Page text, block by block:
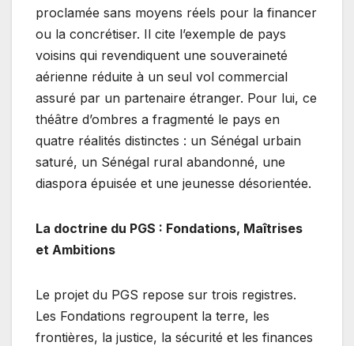
proclamée sans moyens réels pour la financer
ou la concrétiser. Il cite l’exemple de pays
voisins qui revendiquent une souveraineté
aérienne réduite à un seul vol commercial
assuré par un partenaire étranger. Pour lui, ce
théâtre d’ombres a fragmenté le pays en
quatre réalités distinctes : un Sénégal urbain
saturé, un Sénégal rural abandonné, une
diaspora épuisée et une jeunesse désorientée.
La doctrine du PGS : Fondations, Maîtrises
et Ambitions
Le projet du PGS repose sur trois registres.
Les Fondations regroupent la terre, les
frontières, la justice, la sécurité et les finances